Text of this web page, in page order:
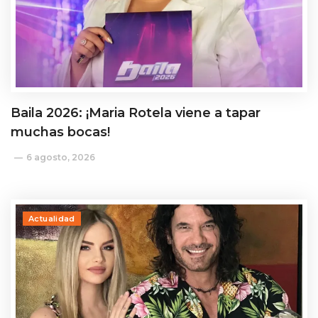
Baila 2026: ¡Maria Rotela viene a tapar
muchas bocas!
6 agosto, 2026
Actualidad